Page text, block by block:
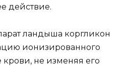
действие.
ландыша коргликон
ионизированного
крови, не изменяя его